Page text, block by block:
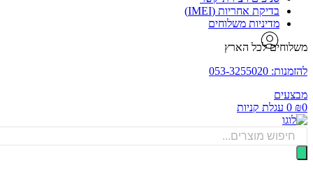
בדיקת אחריות (IMEI)
מדיניות משלוחים
משלוחים לכל הארץ
להזמנות: 053-3255020
מבצעים
₪0
0 עגלת קניות
Products
search